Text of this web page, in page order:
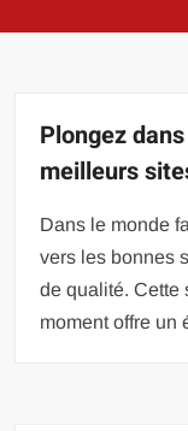
Plongez
meilleurs
Dans le monde
vers les bonnes
de qualité. Cette
moment offre un